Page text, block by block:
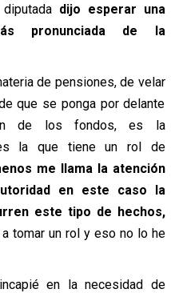
dijo esperar una
pronunciada de la
de pensiones, de velar
que se ponga por delante
de los fondos, es la
la que tiene un rol de
me llama la atención
en este caso la
este tipo de hechos,
tomar un rol y eso no lo he
en la necesidad de